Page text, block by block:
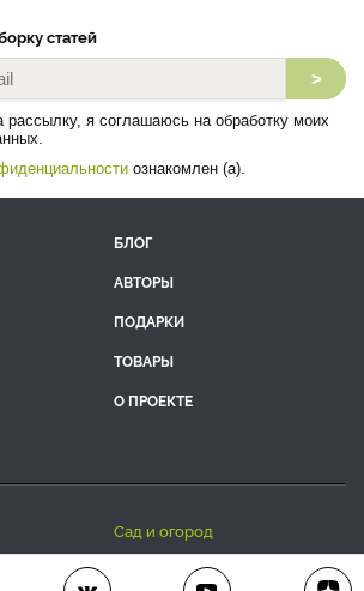
статей
>
рассылку, я соглашаюсь на обработку моих
ознакомлен (а).
БЛОГ
АВТОРЫ
ПОДАРКИ
ТОВАРЫ
О ПРОЕКТЕ
сад и огород
дачный дизайн